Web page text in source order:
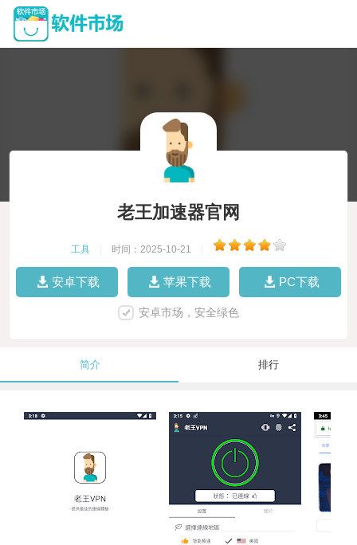
老王加速器官网
工具 时间：2025-10-21
安卓下载 苹果下载 PC下载
安卓市场，安全绿色
简介 排行